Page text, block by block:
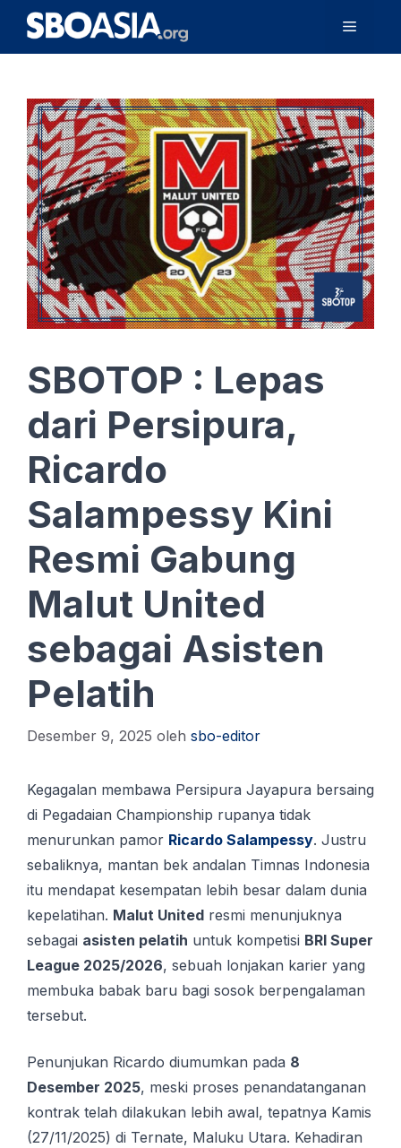
Langsung
isi
Menu
SBOTOP : Lepas
dari Persipura,
Ricardo
Salampessy Kini
Resmi Gabung
Malut United
sebagai Asisten
Pelatih
Desember 9, 2025 oleh sbo-editor
Kegagalan membawa Persipura Jayapura bersaing
di Pegadaian Championship rupanya tidak
menurunkan pamor Ricardo Salampessy. Justru
sebaliknya, mantan bek andalan Timnas Indonesia
itu mendapat kesempatan lebih besar dalam dunia
kepelatihan. Malut United resmi menunjuknya
sebagai asisten pelatih untuk kompetisi BRI Super
League 2025/2026, sebuah lonjakan karier yang
membuka babak baru bagi sosok berpengalaman
tersebut.
Penunjukan Ricardo diumumkan pada 8
Desember 2025, meski proses penandatanganan
kontrak telah dilakukan lebih awal, tepatnya Kamis
(27/11/2025) di Ternate, Maluku Utara. Kehadiran